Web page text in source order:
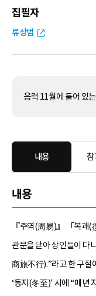
집필자
류상범
음력 11월에 들어 있
내용 참
내용
『주역(周易)』 「복괘(
관문을 닫아 상인들이
商旅不行).”라고 한 구절
‘동지(冬至)’ 시에 “매년